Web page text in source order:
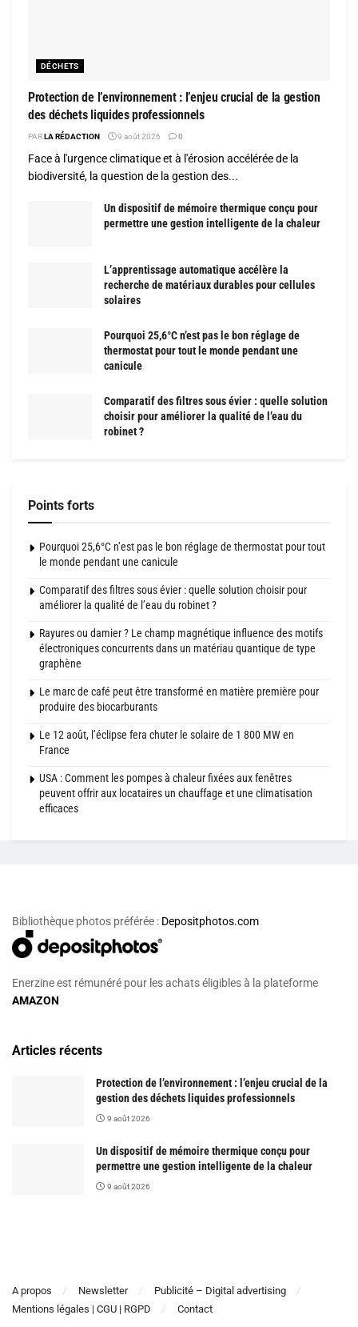
DÉCHETS
Protection de l’environnement : l’enjeu crucial de la gestion
des déchets liquides professionnels
PARLA RÉDACTION 9 août 2026 0
Face à l'urgence climatique et à l'érosion accélérée de la
biodiversité, la question de la gestion des...
Un dispositif de mémoire thermique conçu pour
permettre une gestion intelligente de la chaleur
L’apprentissage automatique accélère la
recherche de matériaux durables pour cellules
solaires
Pourquoi 25,6°C n’est pas le bon réglage de
thermostat pour tout le monde pendant une
canicule
Comparatif des filtres sous évier : quelle solution
choisir pour améliorer la qualité de l’eau du
robinet ?
Points forts
Pourquoi 25,6°C n’est pas le bon réglage de thermostat pour tout
le monde pendant une canicule
Comparatif des filtres sous évier : quelle solution choisir pour
améliorer la qualité de l’eau du robinet ?
Rayures ou damier ? Le champ magnétique influence des motifs
électroniques concurrents dans un matériau quantique de type
graphène
Le marc de café peut être transformé en matière première pour
produire des biocarburants
Le 12 août, l’éclipse fera chuter le solaire de 1 800 MW en
France
USA : Comment les pompes à chaleur fixées aux fenêtres
peuvent offrir aux locataires un chauffage et une climatisation
efficaces
Bibliothèque photos préférée : Depositphotos.com
Enerzine est rémunéré pour les achats éligibles à la plateforme
AMAZON
Articles récents
Protection de l’environnement : l’enjeu crucial de la
gestion des déchets liquides professionnels
9 août 2026
Un dispositif de mémoire thermique conçu pour
permettre une gestion intelligente de la chaleur
9 août 2026
A propos Newsletter
Publicité – Digital advertising
Mentions légales | CGU | RGPD
Contact